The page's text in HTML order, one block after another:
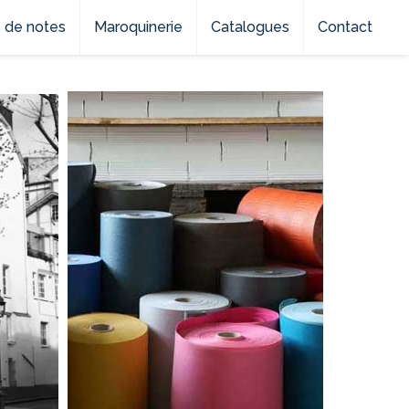
de notes Maroquinerie Catalogues Contact